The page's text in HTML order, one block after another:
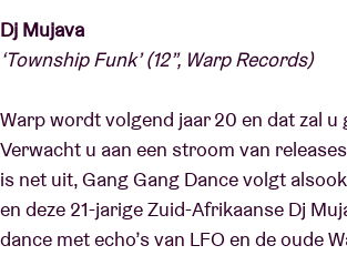
Dj Mujava
‘Township Funk’ (12”, Warp Records)
Warp wordt volgend jaar 20 en dat zal u
Verwacht u aan een stroom van
is net uit, Gang Gang Dance volgt
en deze 21-jarige Zuid-Afrikaanse Dj
dance met echo’s van LFO en de oude